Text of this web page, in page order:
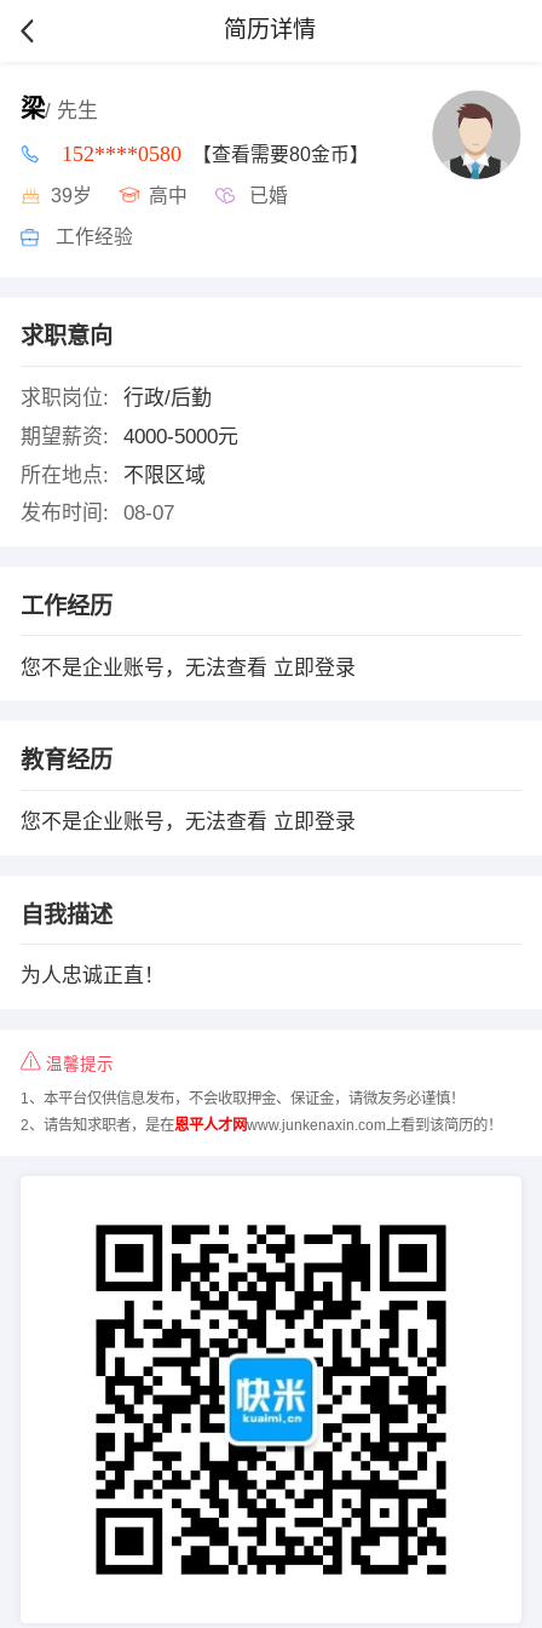
简历详情
梁/ 先生
152****0580 【查看需要80金币】
39岁 高中 已婚
工作经验
求职意向
求职岗位:
行政/后勤
期望薪资:
4000-5000元
所在地点:
不限区域
发布时间:
08-07
工作经历
您不是企业账号，无法查看 立即登录
教育经历
您不是企业账号，无法查看 立即登录
自我描述
为人忠诚正直！
温馨提示
1、本平台仅供信息发布，不会收取押金、保证金，请微友务必谨慎！
2、请告知求职者，是在恩平人才网www.junkenaxin.com上看到该简历的！